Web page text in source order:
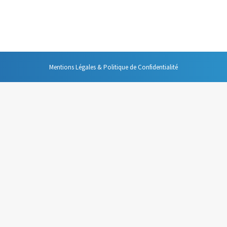
Mentions Légales & Politique de Confidentialité